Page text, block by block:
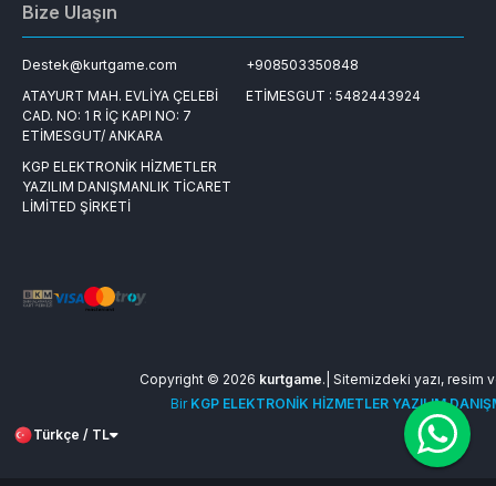
Bize Ulaşın
Destek@kurtgame.com
+908503350848
ATAYURT MAH. EVLİYA ÇELEBİ
CAD. NO: 1 R İÇ KAPI NO: 7
ETİMESGUT/ ANKARA
ETİMESGUT : 5482443924
KGP ELEKTRONİK HİZMETLER
YAZILIM DANIŞMANLIK TİCARET
LİMİTED ŞİRKETİ
Copyright © 2026 kurtgame.| Sitemizdeki yazı, resim
Bir KGP ELEKTRONİK HİZMETLER YAZILIM
Türkçe / TL